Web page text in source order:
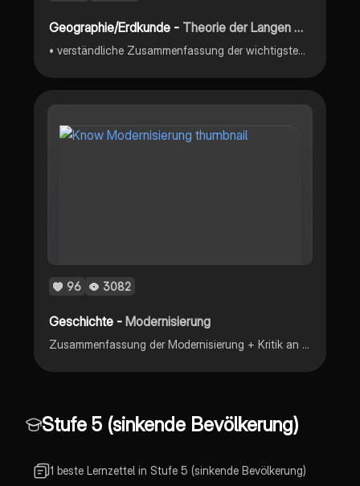
Geographie/Erdkunde - Theorie der Langen Wellen
• verständliche Zusammenfassung der wichtigsten Punkte • Erklärung aller Kondratieff Zyklen
96 3082
Geschichte -Modernisierung
Zusammenfassung der Modernisierung + Kritik an dem Begriff
Stufe 5 (sinkende Bevölkerung)
1 beste Lernzettel in Stufe 5 (sinkende Bevölkerung)